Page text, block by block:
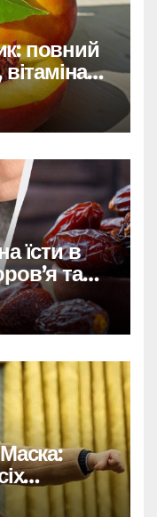
повний
і
їсти в
та